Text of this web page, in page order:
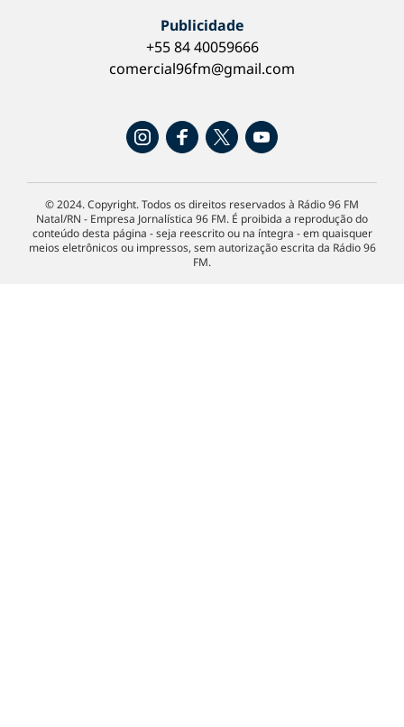
Publicidade
+55 84 40059666
comercial96fm@gmail.com
© 2024. Copyright. Todos os direitos reservados à Rádio 96 FM
Natal/RN - Empresa Jornalística 96 FM. É proibida a reprodução do
conteúdo desta página - seja reescrito ou na íntegra - em quaisquer
meios eletrônicos ou impressos, sem autorização escrita da Rádio 96
FM.